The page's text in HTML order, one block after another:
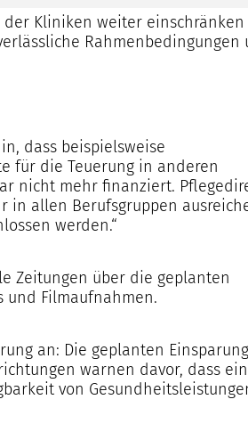
Kliniken weiter einschränken
Rahmenbedingungen
dass beispielsweise
für die Teuerung in anderen
nicht mehr finanziert.
in allen Berufsgruppen
werden.“
Zeitungen über die geplanten
und Filmaufnahmen.
an: Die geplanten
warnen davor, dass
von